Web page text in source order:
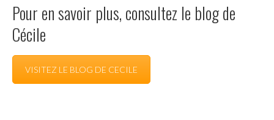
Pour en savoir plus, consultez le blog de
Cécile
VISITEZ LE BLOG DE CECILE